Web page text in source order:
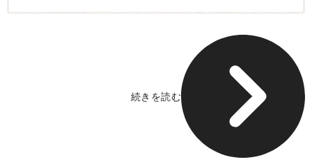
続きを読む